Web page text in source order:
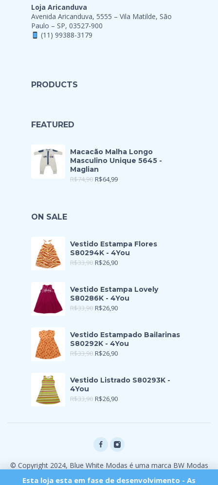
Loja Aricanduva
Avenida Aricanduva, 5555 – Vila Matilde, São
Paulo – SP, 03527-900
(11) 99388-3179
PRODUCTS
FEATURED
Macacão Malha Longo
Masculino Unique 5645 -
Maglian
R$74,90 R$64,99
ON SALE
Vestido Estampa Flores
S80294K - 4You
R$33,90 R$26,90
Vestido Estampa Lovely
S80286K - 4You
R$33,90 R$26,90
Vestido Estampado Bailarinas
S80292K - 4You
R$33,90 R$26,90
Vestido Listrado S80293K -
4You
R$33,90 R$26,90
© Copyright 2024, Blue White Modas é uma marca BW Modas
Esta loja esta em fase de desenvolvimento - As